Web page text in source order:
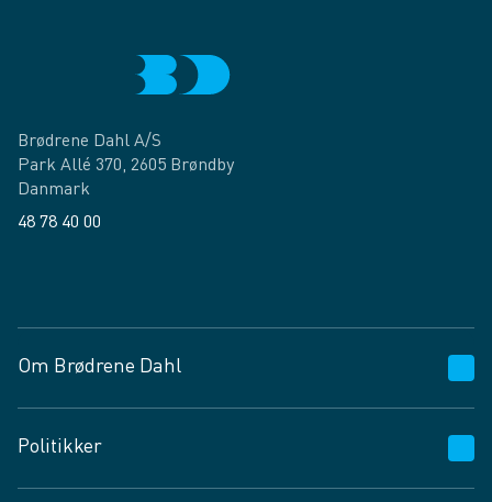
Brødrene Dahl A/S
Park Allé 370, 2605 Brøndby
Danmark
48 78 40 00
Om Brødrene Dahl
Vagttelefon 30 10 89 89
Spørgsmål og svar
Politikker